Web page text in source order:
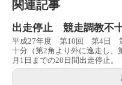
関連記事
出走停止 競走調教不
平成27年度 第10回 第4日
十分（第2角より外に逸走し、
月1日までの20日間出走停止。